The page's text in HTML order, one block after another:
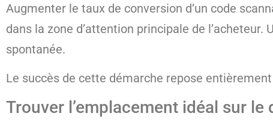
Augmenter le taux de conversion d’un code
dans la zone d’attention principale de
spontanée.
Le succès de cette démarche repose
Trouver l’emplacement idéal sur le